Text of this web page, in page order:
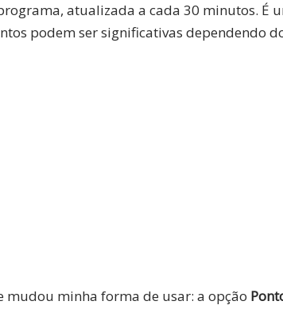
atualizada a cada 30 minutos.
podem ser significativas dependendo
mudou minha forma de usar: a opção